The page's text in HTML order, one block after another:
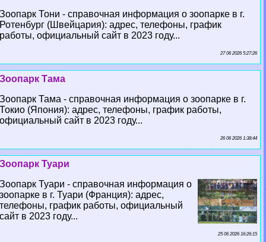
Зоопарк Тони - справочная информация о зоопарке в г.
Ротенбург (Швейцария): адрес, телефоны, график
работы, официальный сайт в 2023 году...
27 06 2026 5:27:26
Зоопарк Тама
Зоопарк Тама - справочная информация о зоопарке в г.
Токио (Япония): адрес, телефоны, график работы,
официальный сайт в 2023 году...
26 06 2026 1:38:44
Зоопарк Туари
Зоопарк Туари - справочная информация о
зоопарке в г. Туари (Франция): адрес,
телефоны, график работы, официальный
сайт в 2023 году...
25 06 2026 16:26:15